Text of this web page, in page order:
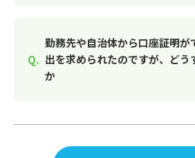
勤務先や自治体から口座証明が
出を求められたのですが、どう
か